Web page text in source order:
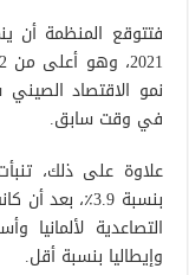
في وقت سابق.
علاوة على ذلك،
التصاعدية لألمانيا
وإيطاليا بنسبة أقل.